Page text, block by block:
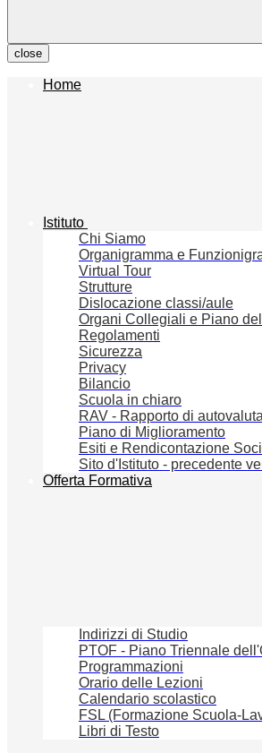
close
Home
Istituto
Chi Siamo
Organigramma e
Virtual Tour
Strutture
Dislocazione classi/aule
Organi Collegiali e Piano
Regolamenti
Sicurezza
Privacy
Bilancio
Scuola in chiaro
RAV - Rapporto di
Piano di Miglioramento
Esiti e Rendicontazione
Sito d'Istituto - precedente
Offerta Formativa
Indirizzi di Studio
PTOF - Piano Triennale
Programmazioni
Orario delle Lezioni
Calendario scolastico
FSL (Formazione Scuola-
Libri di Testo